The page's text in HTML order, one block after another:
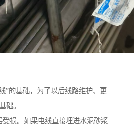
”的基础，为了以后线路维护、更
础。
受损。如果电线直接埋进水泥砂浆